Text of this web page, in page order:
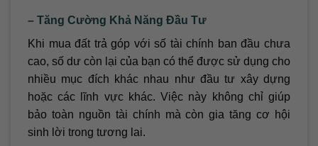
– Tăng Cường Khả Năng Đầu Tư
Khi mua đất trả góp với số tài chính ban đầu chưa
cao, số dư còn lại của bạn có thể được sử dụng cho
nhiều mục đích khác nhau như đầu tư xây dựng
hoặc các lĩnh vực khác. Việc này không chỉ giúp
bảo toàn nguồn tài chính mà còn gia tăng cơ hội
sinh lời trong tương lai.